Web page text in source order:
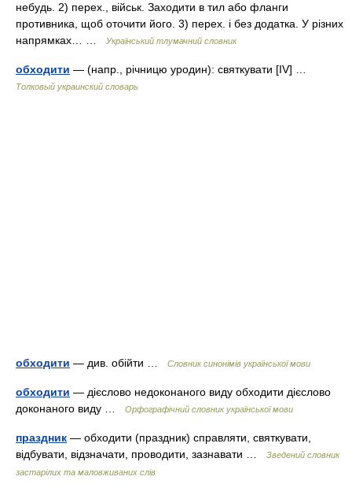
небудь. 2) перех., військ. Заходити в тил або фланги
противника, щоб оточити його. 3) перех. і без додатка. У різних
напрямках… …
Український тлумачний словник
обходити — (напр., річницю уродин): святкувати [IV] …
Толковый украинский словарь
обходити — див. обійти … Словник синонімів української мови
обходити — дієслово недоконаного виду обходити дієслово
доконаного виду …
Орфографічний словник української мови
праздник — обходити (праздник) справляти, святкувати,
відбувати, відзначати, проводити, зазнавати …
Зведений словник
застарілих та маловживаних слів